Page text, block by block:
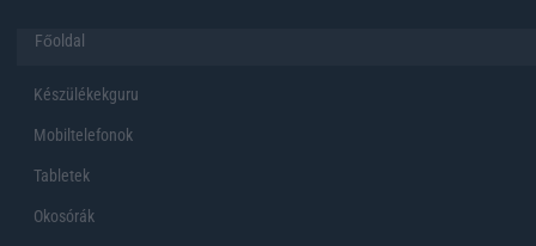
Főoldal
Készülékekguru
Mobiltelefonok
Tabletek
Okosórák